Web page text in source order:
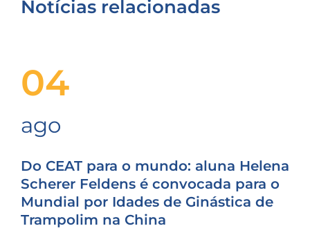
Notícias relacionadas
04
ago
Do CEAT para o mundo: aluna Helena
Scherer Feldens é convocada para o
Mundial por Idades de Ginástica de
Trampolim na China